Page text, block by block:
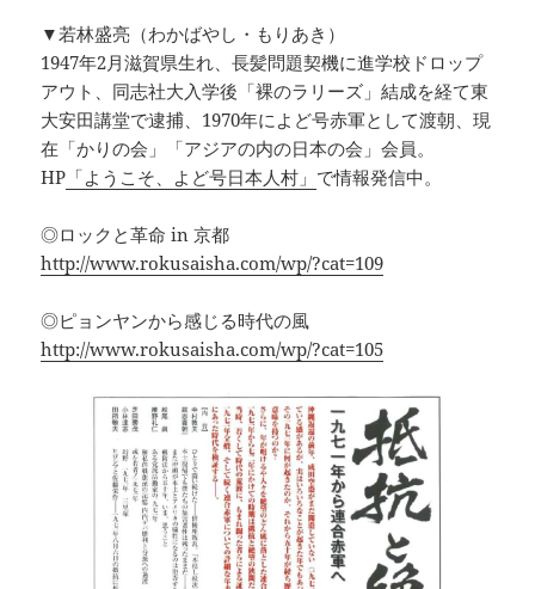
▼若林盛亮（わかばやし・もりあき）
1947年2月滋賀県生れ、長髪問題契機に進学校ドロップ
アウト、同志社大入学後「裸のラリーズ」結成を経て東
大安田講堂で逮捕、1970年によど号赤軍として渡朝、現
在「かりの会」「アジアの内の日本の会」会員。
HP 「ようこそ、よど号日本人村」 で情報発信中。
◎ロックと革命 in 京都
http://www.rokusaisha.com/wp/?cat=109
◎ピョンヤンから感じる時代の風
http://www.rokusaisha.com/wp/?cat=105